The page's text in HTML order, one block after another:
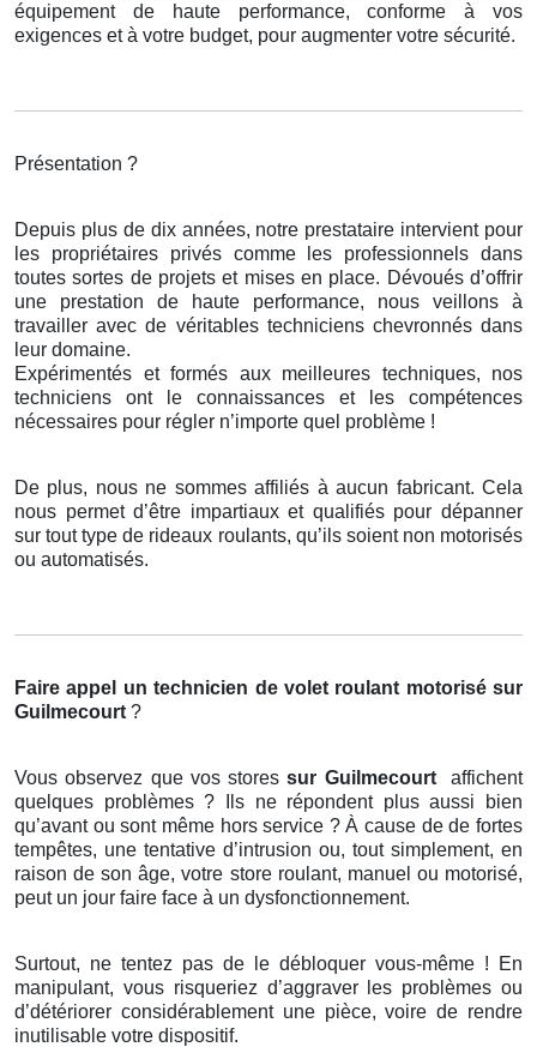
équipement de haute performance, conforme à vos
exigences et à votre budget, pour augmenter votre sécurité.
Présentation ?
Depuis plus de dix années, notre prestataire intervient pour
les propriétaires privés comme les professionnels dans
toutes sortes de projets et mises en place. Dévoués d’offrir
une prestation de haute performance, nous veillons à
travailler avec de véritables techniciens chevronnés dans
leur domaine.
Expérimentés et formés aux meilleures techniques, nos
techniciens ont le connaissances et les compétences
nécessaires pour régler n’importe quel problème !
De plus, nous ne sommes affiliés à aucun fabricant. Cela
nous permet d’être impartiaux et qualifiés pour dépanner
sur tout type de rideaux roulants, qu’ils soient non motorisés
ou automatisés.
Faire appel un technicien de volet roulant motorisé sur
Guilmecourt ?
Vous observez que vos storessur Guilmecourt
affichent
quelques problèmes ? Ils ne répondent plus aussi bien
qu’avant ou sont même hors service ? À cause de de fortes
tempêtes, une tentative d’intrusion ou, tout simplement, en
raison de son âge, votre store roulant, manuel ou motorisé,
peut un jour faire face à un dysfonctionnement.
Surtout, ne tentez pas de le débloquer vous-même ! En
manipulant, vous risqueriez d’aggraver les problèmes ou
d’détériorer considérablement une pièce, voire de rendre
inutilisable votre dispositif.